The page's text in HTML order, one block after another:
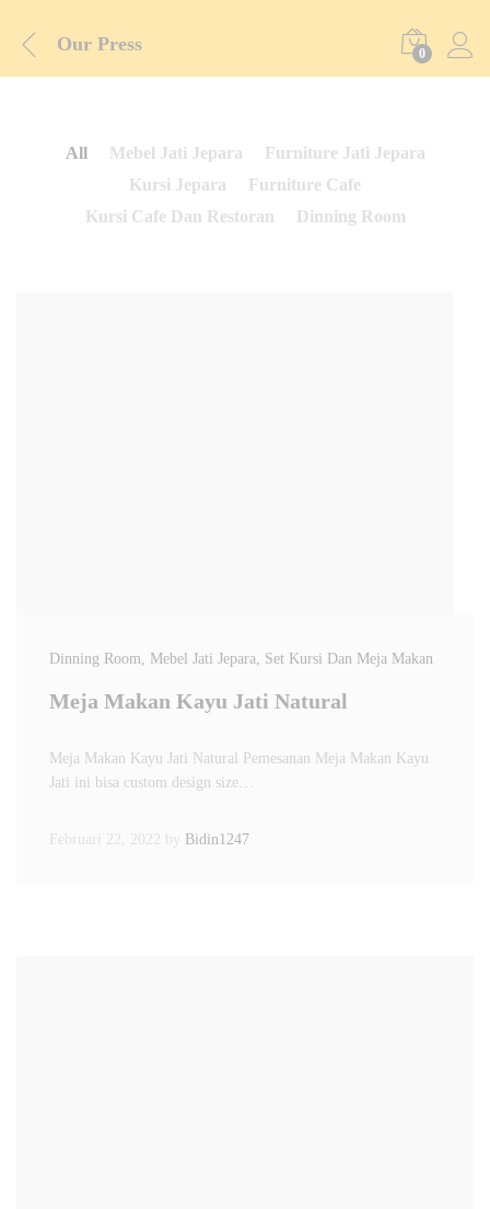
Our Press 0
All Mebel Jati Jepara
Furniture Jati Jepara
Kursi Jepara
Furniture Cafe
Kursi Cafe Dan Restoran
Dinning Room
Dinning Room, Mebel Jati Jepara, Set Kursi Dan Meja Makan
Meja Makan Kayu Jati Natural
Meja Makan Kayu Jati Natural Pemesanan Meja Makan Kayu
Jati ini bisa custom design size…
Februari 22, 2022 by Bidin1247